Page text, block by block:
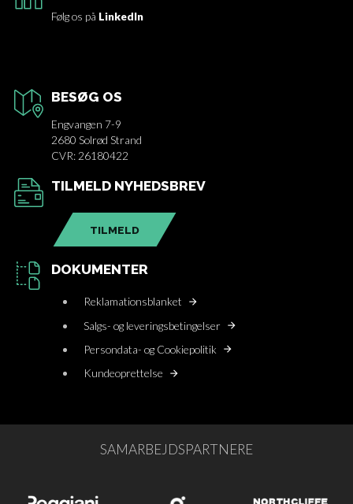
Følg os på LinkedIn
BESØG OS
Engvangen 7-9
2680 Solrød Strand
CVR: 26180422
TILMELD NYHEDSBREV
TILMELD
DOKUMENTER
Reklamationsblanket
Salgs- og leveringsbetingelser
Persondata- og Cookiepolitik
Kundeoprettelse
SAMARBEJDSPARTNERE